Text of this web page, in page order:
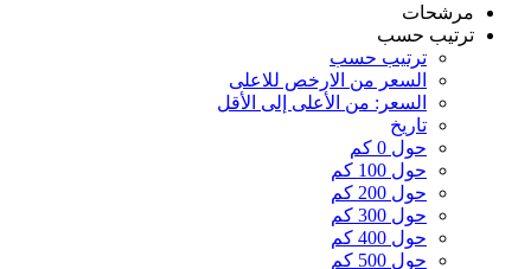
مرشحات
ترتيب حسب
ترتيب حسب
السعر من الارخص للاعلى
السعر: من الأعلى إلى الأقل
تاريخ
حول 0 كم
حول 100 كم
حول 200 كم
حول 300 كم
حول 400 كم
حول 500 كم